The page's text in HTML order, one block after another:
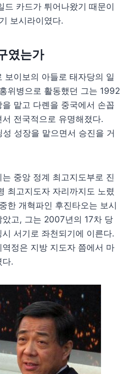
드 카드가 튀어나왔기 때문이
보시라이였다.
였는가
보이보의 아들로 태자당의 일
위병으로 활동했던 그는 1992
맡고 다롄을 중국에서 손꼽
전국적으로 유명해졌다.
성장을 맡으면서 승진을 거
중앙 정계 최고지도부로 진
최고지도자 자리까지도 노렸
한 개혁파인 후진타오는 보시
았고, 그는 2007년의 17차 당
서기로 좌천되기에 이른다.
정은 지방 지도자 쯤에서 마
다.